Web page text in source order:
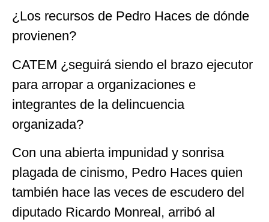
¿Los recursos de Pedro Haces de dónde
provienen?
CATEM ¿seguirá siendo el brazo ejecutor
para arropar a organizaciones e
integrantes de la delincuencia
organizada?
Con una abierta impunidad y sonrisa
plagada de cinismo, Pedro Haces quien
también hace las veces de escudero del
diputado Ricardo Monreal, arribó al